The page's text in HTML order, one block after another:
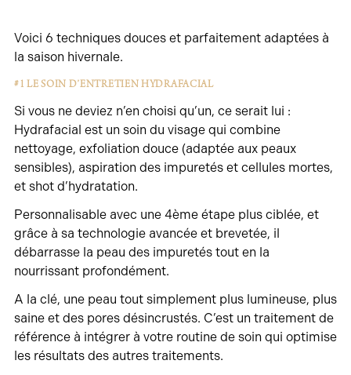
Voici 6 techniques douces et parfaitement adaptées à
la saison hivernale.
#1 LE SOIN D’ENTRETIEN HYDRAFACIAL
Si vous ne deviez n’en choisi qu’un, ce serait lui :
Hydrafacial est un soin du visage qui combine
nettoyage, exfoliation douce (adaptée aux peaux
sensibles), aspiration des impuretés et cellules mortes,
et shot d’hydratation.
Personnalisable avec une 4ème étape plus ciblée, et
grâce à sa technologie avancée et brevetée, il
débarrasse la peau des impuretés tout en la
nourrissant profondément.
A la clé, une peau tout simplement plus lumineuse, plus
saine et des pores désincrustés. C’est un traitement de
référence à intégrer à votre routine de soin qui optimise
les résultats des autres traitements.